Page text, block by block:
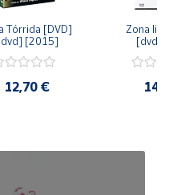
Tórrida [DVD]
[2015]
12,70 €
Zona
[dvd]